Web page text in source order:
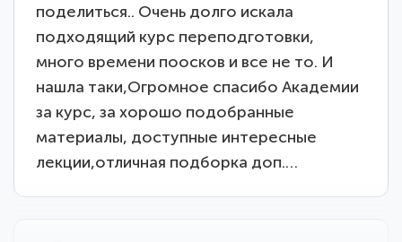
поделиться.. Очень долго искала
подходящий курс переподготовки,
много времени поосков и все не то. И
нашла таки,Огромное спасибо Академии
за курс, за хорошо подобранные
материалы, доступные интересные
лекции,отличная подборка доп.…